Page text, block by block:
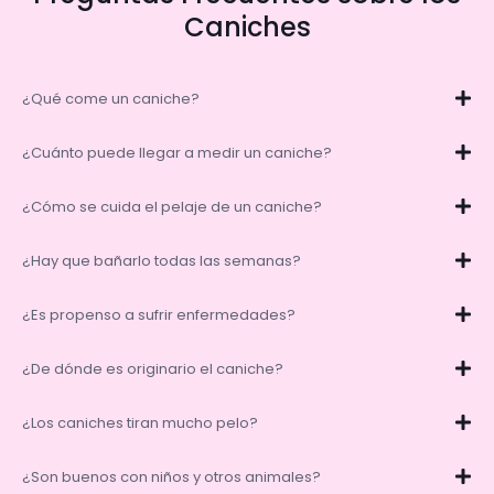
Caniches
¿Qué come un caniche?
¿Cuánto puede llegar a medir un caniche?
¿Cómo se cuida el pelaje de un caniche?
¿Hay que bañarlo todas las semanas?
¿Es propenso a sufrir enfermedades?
¿De dónde es originario el caniche?
¿Los caniches tiran mucho pelo?
¿Son buenos con niños y otros animales?